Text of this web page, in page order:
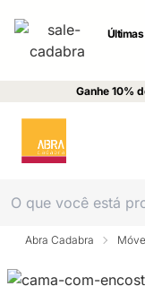
Ganhe 10%
Abra Cadabra